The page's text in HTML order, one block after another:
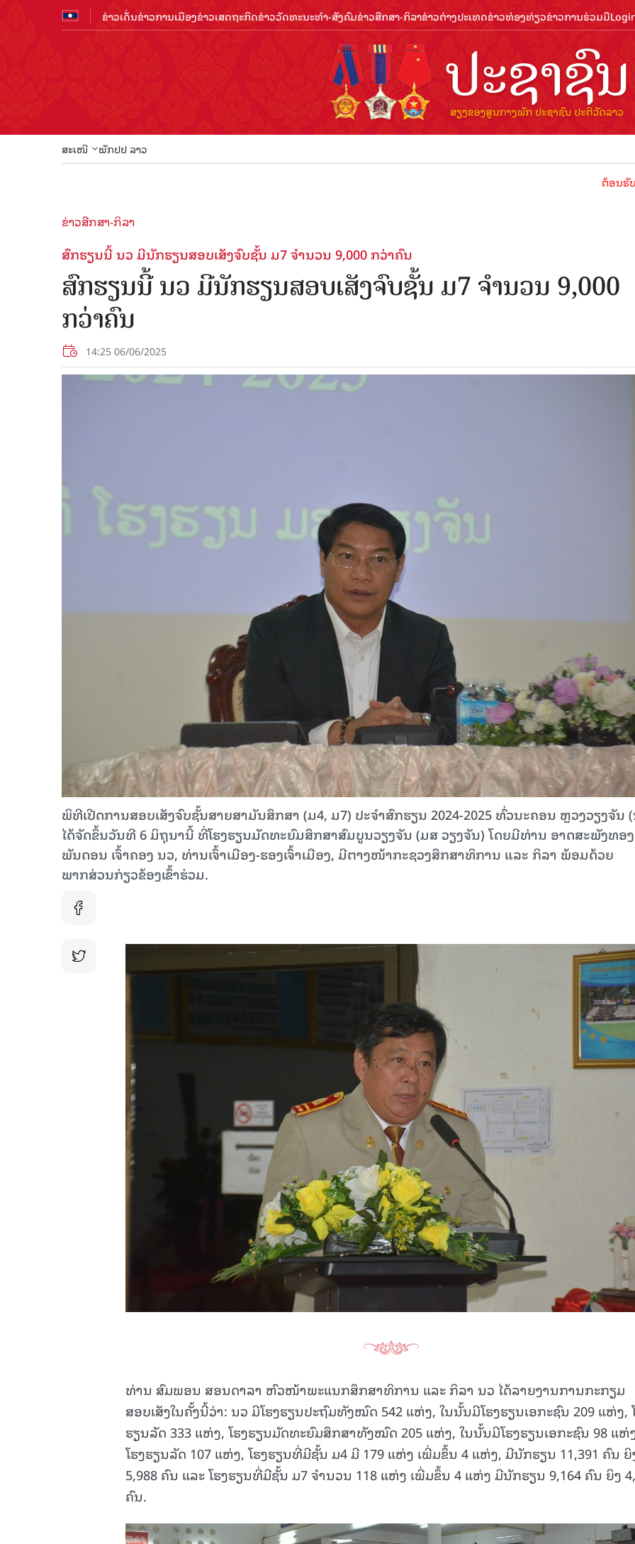
ຂ່າວເດັ່ນຂ່າວການເມືອງຂ່າວເສດຖະກິດຂ່າວວັດທະນະທຳ-ສັງຄົມຂ່າວສືກສາ-ກິລາຂ່າວຕ່າງປະເທດຂ່າວທ່ອງທ່ຽວຂ່າວການຮ່ວມມື
ສະເໜີ ພັກປປ ລາວ
ຕ້ອນຮັບປີທ່ອງທ່ຽ
ຂ່າວສືກສາ-ກິລາ
ສົກຮຽນນີ້ ນວ ມີນັກຮຽນສອບເສັງຈົບຊັ້ນ ມ7 ຈຳນວນ 9,000 ກວ່າຄົນ
ສົກຮຽນນີ້ ນວ ມີນັກຮຽນສອບເສັງຈົບຊັ້ນ ມ7 ຈຳນວນ 9,000
ກວ່າຄົນ
14:25 06/06/2025
ພິທີເປີດການສອບເສັງຈົບຊັ້ນສາຍສາມັນສຶກສາ (ມ4, ມ7) ປະຈຳສົກຮຽນ 2024-2025 ທົ່ວນະຄອນ ຫຼວງວຽງຈັນ
ໄດ້ຈັດຂຶ້ນວັນທີ 6 ມິຖຸນານີ້ ທີ່ໂຮງຮຽນມັດທະຍົມສຶກສາສົມບູນວຽງຈັນ (ມສ ວຽງຈັນ) ໂດຍມີທ່ານ ອາດສະພັງທອ
ພັນດອນ ເຈົ້າຄອງ ນວ, ທ່ານເຈົ້າເມືອງ-ຮອງເຈົ້າເມືອງ, ມີຕາງໜ້າກະຊວງສຶກສາທິການ ແລະ ກິລາ ພ້ອມດ້ວຍ
ພາກສ່ວນກ່ຽວຂ້ອງເຂົ້າຮ່ວມ.
ທ່ານ ສົມພອນ ສອນດາລາ ຫົວໜ້າພະແນກສຶກສາທິການ ແລະ ກິລາ ນວ ໄດ້ລາຍງານການກະກຽມ
ສອບເສັງໃນຄັ້ງນີ້ວ່າ: ນວ ມີໂຮງຮຽນປະຖົມທັງໝົດ 542 ແຫ່ງ, ໃນນັ້ນມີໂຮງຮຽນເອກະຊົນ 209 ແຫ່ງ,
ຮຽນລັດ 333 ແຫ່ງ, ໂຮງຮຽນມັດທະຍົມສຶກສາທັງໝົດ 205 ແຫ່ງ, ໃນນັ້ນມີໂຮງຮຽນເອກະຊົນ 98 ແຫ່
ໂຮງຮຽນລັດ 107 ແຫ່ງ, ໂຮງຮຽນທີ່ມີຊັ້ນ ມ4 ມີ 179 ແຫ່ງ ເພີ່ມຂຶ້ນ 4 ແຫ່ງ, ມີນັກຮຽນ 11,391 ຄົນ
5,988 ຄົນ ແລະ ໂຮງຮຽນທີ່ມີຊັ້ນ ມ7 ຈຳນວນ 118 ແຫ່ງ ເພີ່ມຂຶ້ນ 4 ແຫ່ງ ມີນັກຮຽນ 9,164 ຄົນ ຍິງ
ຄົນ.
15.039(06-08-